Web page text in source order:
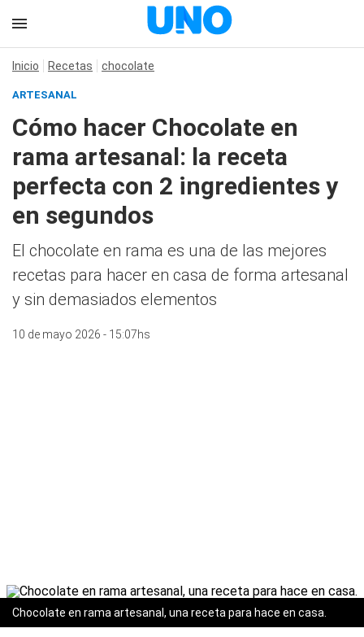
Inicio Recetas chocolate
ARTESANAL
Cómo hacer Chocolate en
rama artesanal: la receta
perfecta con 2 ingredientes y
en segundos
El chocolate en rama es una de las mejores
recetas para hacer en casa de forma artesanal
y sin demasiados elementos
10 de mayo 2026 - 15:07hs
Chocolate en rama artesanal, una receta para hace en casa.